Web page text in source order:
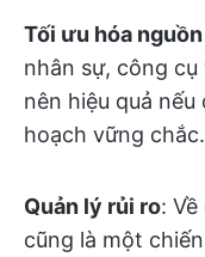
Tối ưu hóa
nhân sự, công
nên hiệu quả
hoạch vững chắc.
Quản lý rủi ro:
cũng là một